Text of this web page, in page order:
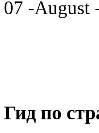
07 -August
Гид по